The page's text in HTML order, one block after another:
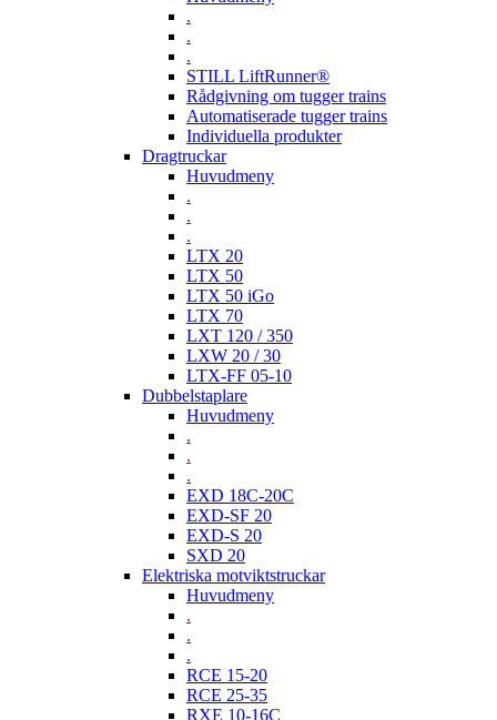
.
.
.
STILL LiftRunner®
Rådgivning om tugger trains
Automatiserade tugger trains
Individuella produkter
Dragtruckar
Huvudmeny
.
.
.
LTX 20
LTX 50
LTX 50 iGo
LTX 70
LXT 120 / 350
LXW 20 / 30
LTX-FF 05-10
Dubbelstaplare
Huvudmeny
.
.
.
EXD 18C-20C
EXD-SF 20
EXD-S 20
SXD 20
Elektriska motviktstruckar
Huvudmeny
.
.
.
RCE 15-20
RCE 25-35
RXE 10-16C